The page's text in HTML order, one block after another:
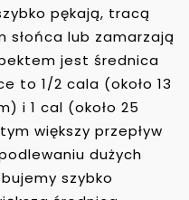
pękają, tracą
słońca lub zamarzają
jest średnica
to 1/2 cala (około 13
i 1 cal (około 25
większy przepływ
dużych
szybko